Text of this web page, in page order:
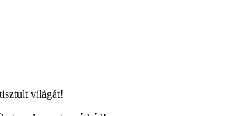
világát!